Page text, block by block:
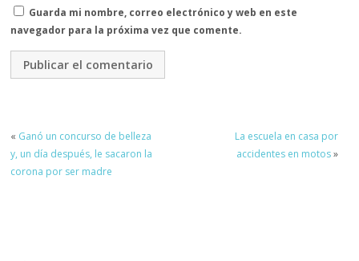
Guarda mi nombre, correo electrónico y web en este
navegador para la próxima vez que comente.
« Ganó un concurso de belleza
y, un día después, le sacaron la
corona por ser madre
La escuela en casa por
accidentes en motos»